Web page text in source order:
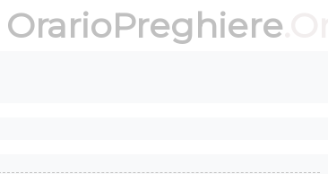
OrarioPreghiere